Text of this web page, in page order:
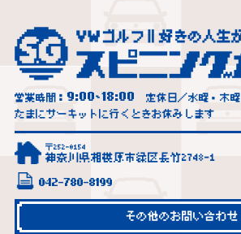
営業時間： 9:00~18:00
定休日／水曜・木曜
たまにサーキットに行くときお休みします
〒252-0154
神奈川県相模原市緑区長竹2748-1
042-780-8199
その他のお問い合わせ